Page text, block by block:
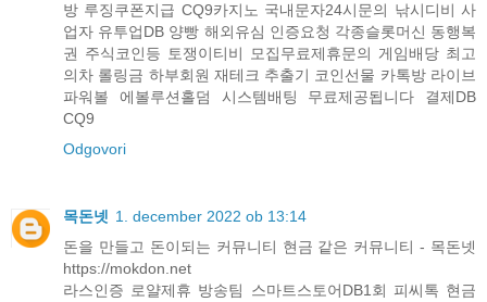
방 루징쿠폰지급 CQ9카지노 국내문자24시문의 낚시디비 사
업자 유투업DB 양빵 해외유심 인증요청 각종슬롯머신 동행복
권 주식코인등 토쟁이티비 모집무료제휴문의 게임배당 최고
의차 롤링금 하부회원 재테크 추출기 코인선물 카톡방 라이브
파워볼 에볼루션홀덤 시스템배팅 무료제공됩니다 결제DB
CQ9
Odgovori
목돈넷 1. december 2022 ob 13:14
돈을 만들고 돈이되는 커뮤니티 현금 같은 커뮤니티 - 목돈넷
https://mokdon.net
라스인증 로얄제휴 방송팀 스마트스토어DB1회 피씨톡 현금